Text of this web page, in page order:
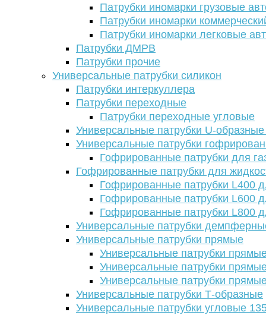
Патрубки иномарки грузовые
Патрубки иномарки
Патрубки иномарки легковые
Патрубки ДМРВ
Патрубки прочие
Универсальные патрубки силикон
Патрубки интеркуллера
Патрубки переходные
Патрубки переходные угловые
Универсальные патрубки U-
Универсальные патрубки
Гофрированные патрубки для
Гофрированные патрубки для
Гофрированные патрубки L400
Гофрированные патрубки L600
Гофрированные патрубки L800
Универсальные патрубки
Универсальные патрубки прямые
Универсальные патрубки
Универсальные патрубки
Универсальные патрубки
Универсальные патрубки Т-образные
Универсальные патрубки угловые